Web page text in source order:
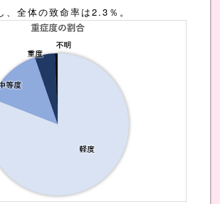
全体の致命率は2.3％。